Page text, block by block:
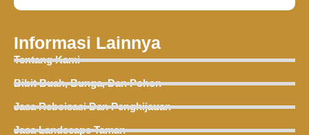
Informasi Lainnya
Tentang Kami
Bibit Buah, Bunga, Dan Pohon
Jasa Reboisasi Dan Penghijauan
Jasa Landscape Taman